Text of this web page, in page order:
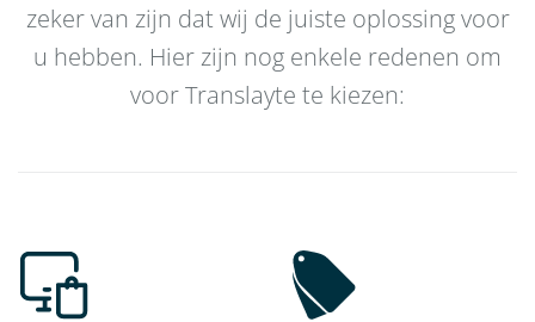
zeker van zijn dat wij de juiste oplossing voor
u hebben. Hier zijn nog enkele redenen om
voor Translayte te kiezen: